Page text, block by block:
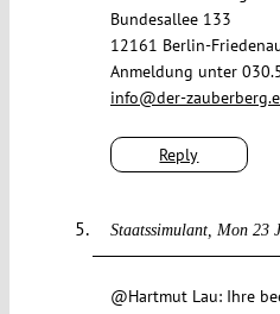
Reply
Bundesallee 133
12161 Berlin-
Anmeldung unter
info@der-
Staatssimulant Mon 23
@Hartmut Lau: Ihre